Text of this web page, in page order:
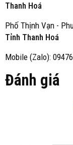
Thanh Hoá
Phố Thịnh Vạn -
Tỉnh Thanh Hoá
Mobile (Zalo):
Đánh giá